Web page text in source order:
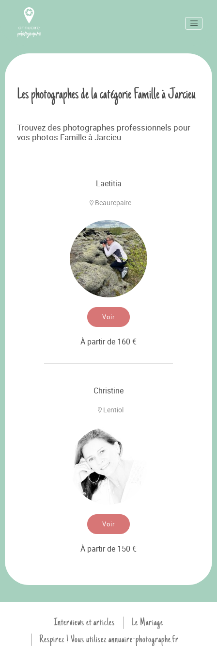
Les photographes de la catégorie Famille à Jarcieu
Trouvez des photographes professionnels pour
vos photos Famille à Jarcieu
Laetitia
Beaurepaire
Voir
À partir de 160 €
Christine
Lentiol
Voir
À partir de 150 €
Interviews et articles
Le Mariage
Respirez ! Vous utilisez annuaire-photographe.fr